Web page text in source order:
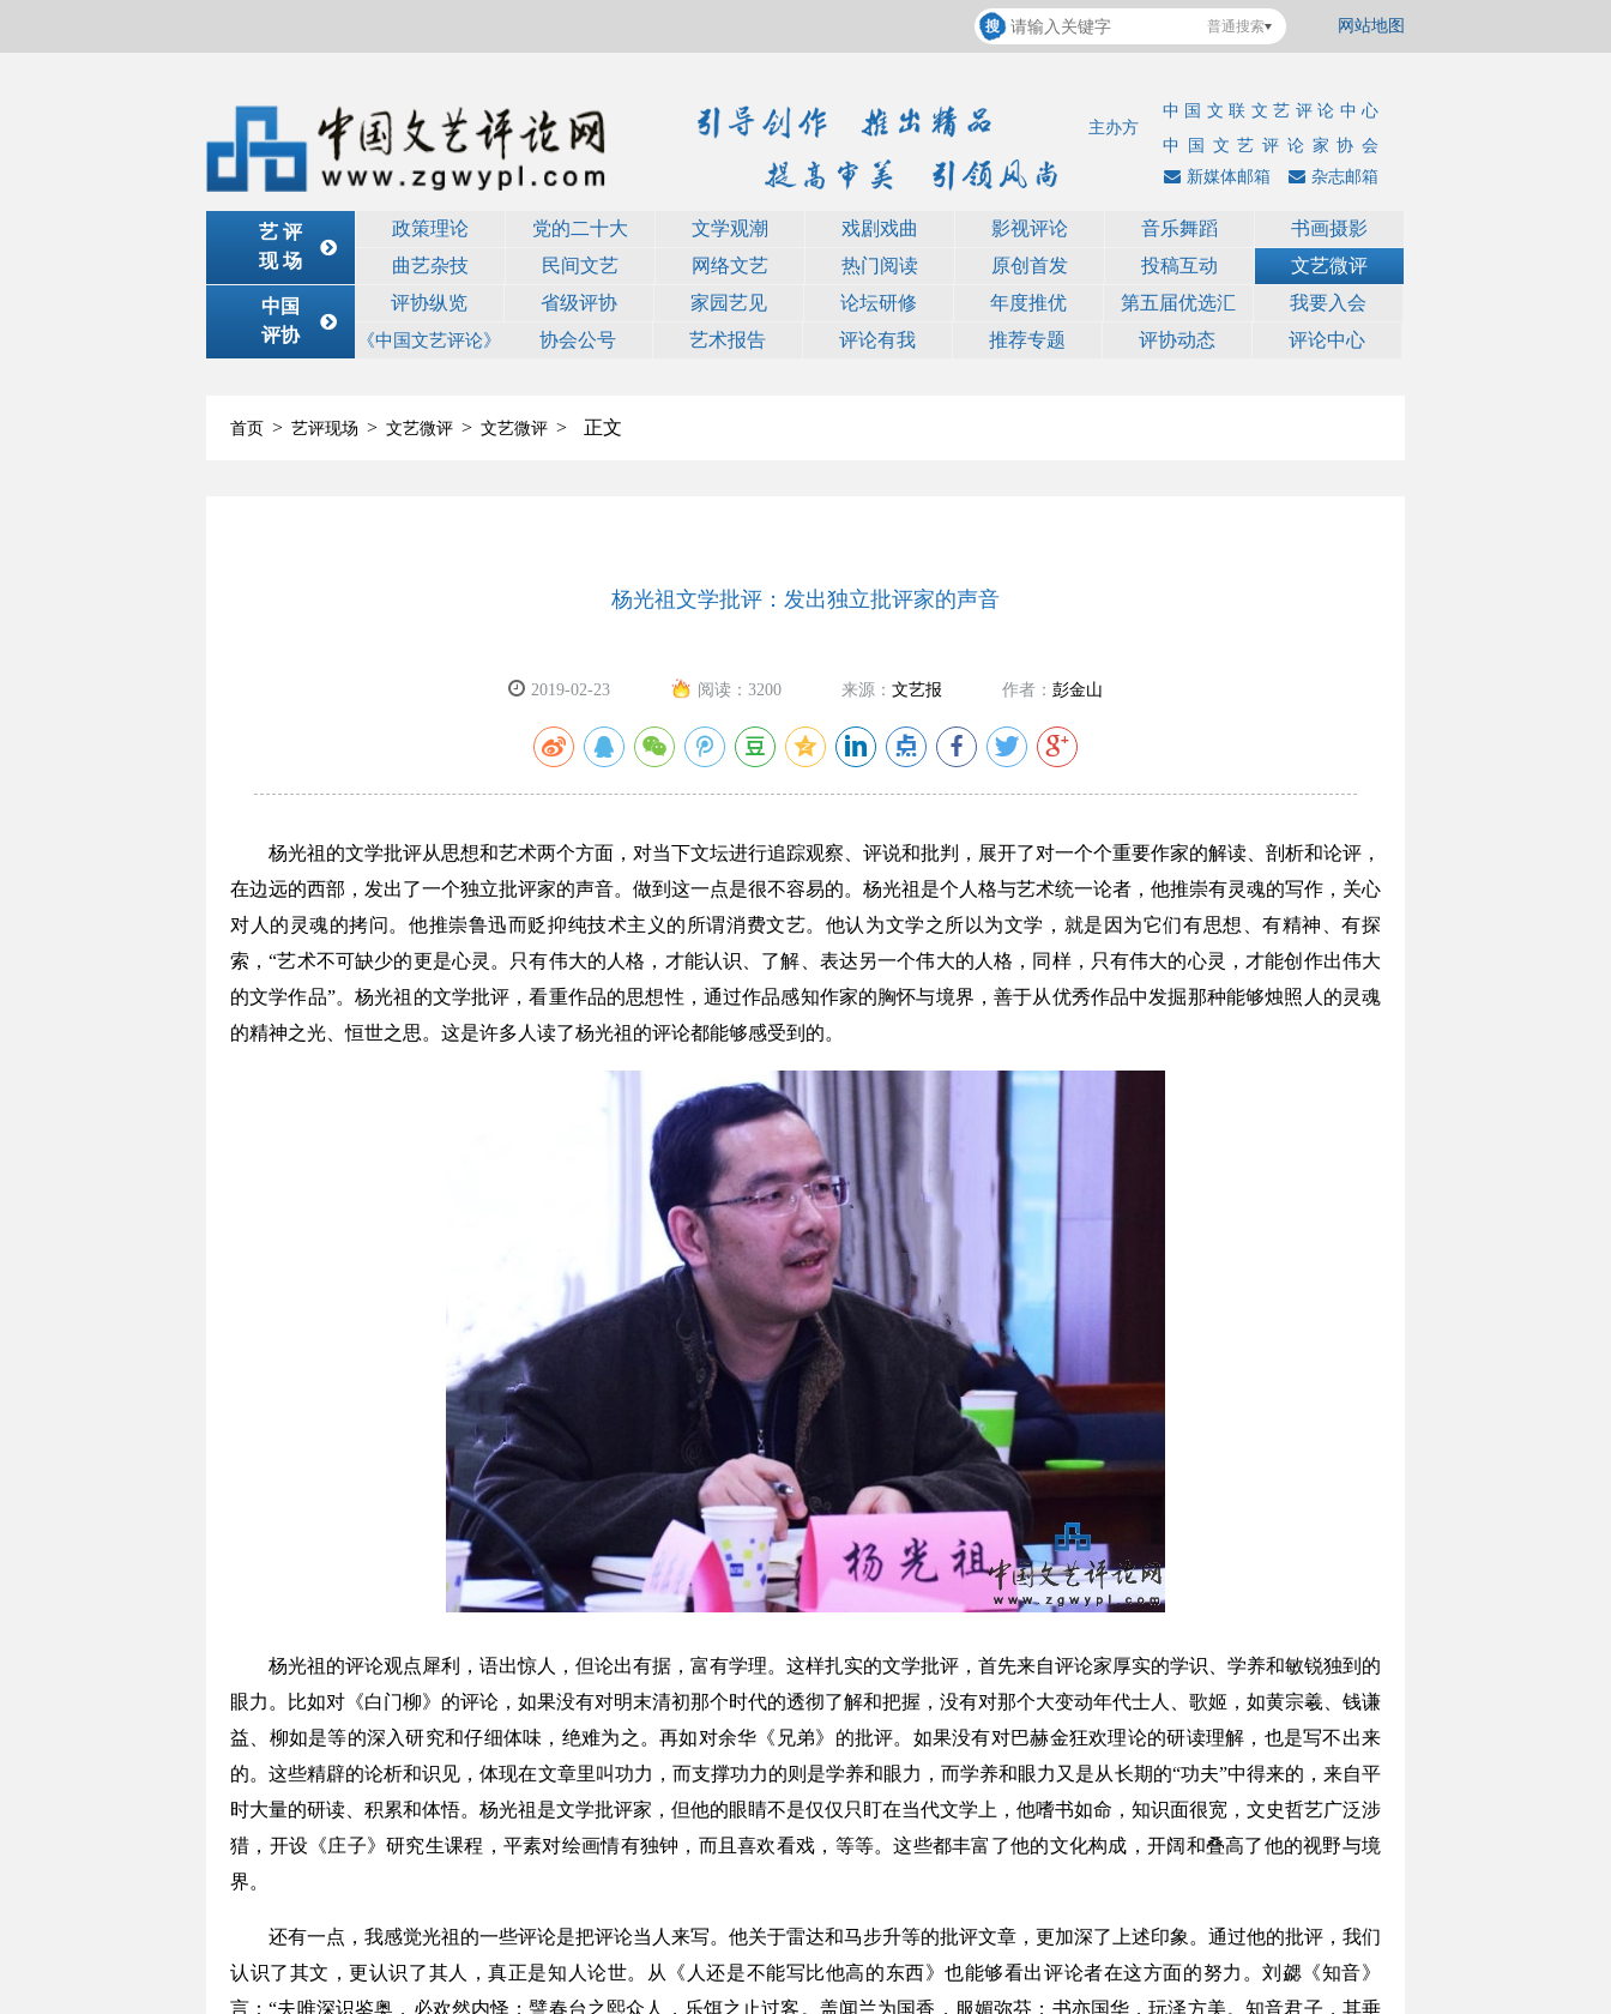
网站地图
普通搜索
中国文联文艺评论中心
中国文艺评论家协会
主办方
杂志邮箱
新媒体邮箱
艺 评
现 场
政策理论 党的二十大 文学观潮 戏剧戏曲 影视评论 音乐舞蹈
书画摄影
曲艺杂技
民间文艺 网络文艺 热门阅读 原创首发 投稿互动
文艺微评
中国
评协
评协纵览 省级评协 家园艺见 论坛研修 年度推优 第五届优选汇 我要入会
《中国文艺评论》 协会公号 艺术报告 评论有我 推荐专题 评协动态 评论中心
首页 > 艺评现场 > 文艺微评 > 文艺微评 > 正文
杨光祖文学批评：发出独立批评家的声音
2019-02-23 阅读： 3200 来源： 文艺报 作者： 彭金山
杨光祖的文学批评从思想和艺术两个方面，对当下文坛进行追踪观察、评说和批判，展开了对一个个重要作家的解读、剖析和论评，
在边远的西部，发出了一个独立批评家的声音。做到这一点是很不容易的。杨光祖是个人格与艺术统一论者，他推崇有灵魂的写作，关心
对人的灵魂的拷问。他推崇鲁迅而贬抑纯技术主义的所谓消费文艺。他认为文学之所以为文学，就是因为它们有思想、有精神、有探
索，“艺术不可缺少的更是心灵。只有伟大的人格，才能认识、了解、表达另一个伟大的人格，同样，只有伟大的心灵，才能创作出伟大
的文学作品”。杨光祖的文学批评，看重作品的思想性，通过作品感知作家的胸怀与境界，善于从优秀作品中发掘那种能够烛照人的灵魂
的精神之光、恒世之思。这是许多人读了杨光祖的评论都能够感受到的。
杨光祖的评论观点犀利，语出惊人，但论出有据，富有学理。这样扎实的文学批评，首先来自评论家厚实的学识、学养和敏锐独到的
眼力。比如对《白门柳》的评论，如果没有对明末清初那个时代的透彻了解和把握，没有对那个大变动年代士人、歌姬，如黄宗羲、钱谦
益、柳如是等的深入研究和仔细体味，绝难为之。再如对余华《兄弟》的批评。如果没有对巴赫金狂欢理论的研读理解，也是写不出来
的。这些精辟的论析和识见，体现在文章里叫功力，而支撑功力的则是学养和眼力，而学养和眼力又是从长期的“功夫”中得来的，来自平
时大量的研读、积累和体悟。杨光祖是文学批评家，但他的眼睛不是仅仅只盯在当代文学上，他嗜书如命，知识面很宽，文史哲艺广泛涉
猎，开设《庄子》研究生课程，平素对绘画情有独钟，而且喜欢看戏，等等。这些都丰富了他的文化构成，开阔和叠高了他的视野与境
界。
还有一点，我感觉光祖的一些评论是把评论当人来写。他关于雷达和马步升等的批评文章，更加深了上述印象。通过他的批评，我们
认识了其文，更认识了其人，真正是知人论世。从《人还是不能写比他高的东西》也能够看出评论者在这方面的努力。刘勰《知音》
言：“夫唯深识鉴奥，必欢然内怿；譬春台之熙众人，乐饵之止过客。盖闻兰为国香，服媚弥芬；书亦国华，玩泽方美。知音君子，其垂